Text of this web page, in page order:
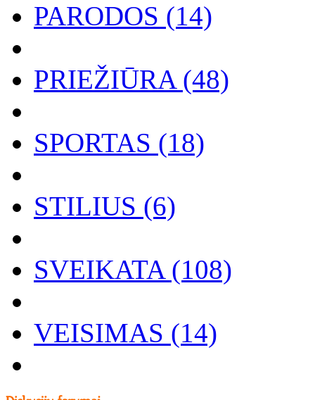
PARODOS (14)
PRIEŽIŪRA (48)
SPORTAS (18)
STILIUS (6)
SVEIKATA (108)
VEISIMAS (14)